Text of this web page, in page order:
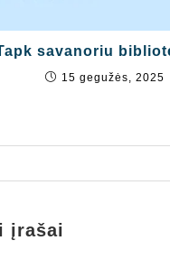
savanoriu
15 gegužės, 2025
įrašai